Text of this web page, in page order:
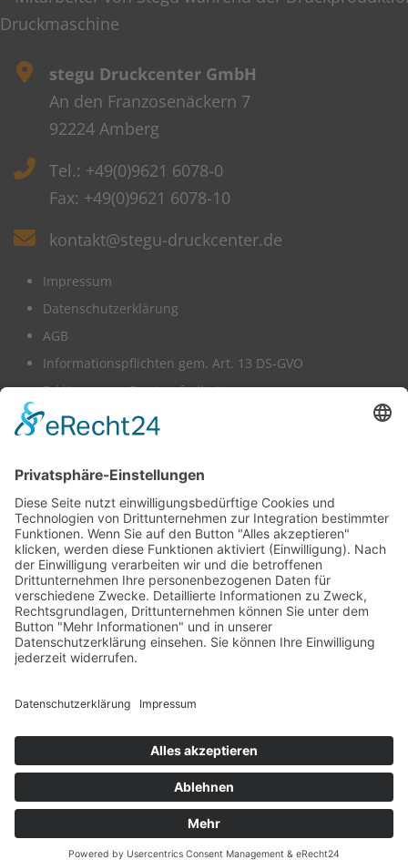
stegu Druckcenter GmbH
An den Franzosenäckern 7
92224 Amberg
Tel.: +49(0)9621 6078-0
Fax: +49(0)9621 6078-10
kontakt@stegu-druckcenter.de
Impressum
Datenschutzerklärung
AGB
Informationspflichten gem. Art. 13 DS-GVO
Erklärung zur Barrierefreiheit
Wir benötigen Ihre Zustimmung,
um den -Service zu laden!
Dieser Inhalt darf aufgrund von Trackern, die
Besuchern nicht offengelegt werden, nicht
geladen werden. Der Besitzer der Website muss
diese mit seinem CMP einrichten, um diesen
Inhalt zur Liste der verwendeten Technologien
Platform&eRecht24
© 2026 stegu Druckcenter GmbH. made bywebfriends GmbH